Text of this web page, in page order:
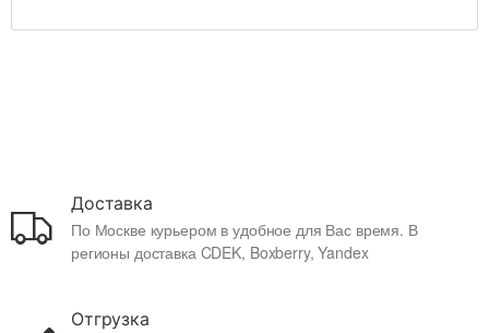
Доставка
По Москве курьером в удобное для Вас время. В
регионы доставка CDEK, Boxberry, Yandex
Отгрузка